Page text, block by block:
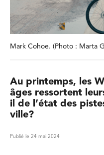
Mark Cohoe. (Photo : Marta
Au printemps, les
âges ressortent
il de l’état des
ville?
Publié le 24 mai 2024